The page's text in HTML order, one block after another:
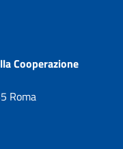
Cooperazione
Roma